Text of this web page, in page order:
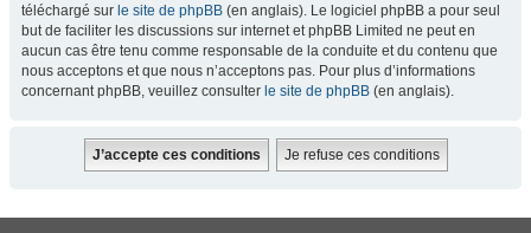
téléchargé sur le site de phpBB (en anglais). Le logiciel phpBB a pour seul
but de faciliter les discussions sur internet et phpBB Limited ne peut en
aucun cas être tenu comme responsable de la conduite et du contenu que
nous acceptons et que nous n’acceptons pas. Pour plus d’informations
concernant phpBB, veuillez consulter le site de phpBB (en anglais).